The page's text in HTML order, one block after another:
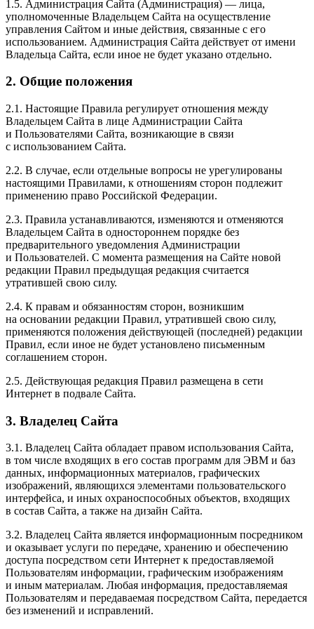
1.5. Администрация Сайта (Администрация) — лица,
уполномоченные Владельцем Сайта на осуществление
управления Сайтом и иные действия, связанные с его
использованием. Администрация Сайта действует от имени
Владельца Сайта, если иное не будет указано отдельно.
2. Общие положения
2.1. Настоящие Правила регулирует отношения между
Владельцем Сайта в лице Администрации Сайта
и Пользователями Сайта, возникающие в связи
с использованием Сайта.
2.2. В случае, если отдельные вопросы не урегулированы
настоящими Правилами, к отношениям сторон подлежит
применению право Российской Федерации.
2.3. Правила устанавливаются, изменяются и отменяются
Владельцем Сайта в одностороннем порядке без
предварительного уведомления Администрации
и Пользователей. С момента размещения на Сайте новой
редакции Правил предыдущая редакция считается
утратившей свою силу.
2.4. К правам и обязанностям сторон, возникшим
на основании редакции Правил, утратившей свою силу,
применяются положения действующей (последней) редакции
Правил, если иное не будет установлено письменным
соглашением сторон.
2.5. Действующая редакция Правил размещена в сети
Интернет в подвале Сайта.
3. Владелец Сайта
3.1. Владелец Сайта обладает правом использования Сайта,
в том числе входящих в его состав программ для ЭВМ и баз
данных, информационных материалов, графических
изображений, являющихся элементами пользовательского
интерфейса, и иных охраноспособных объектов, входящих
в состав Сайта, а также на дизайн Сайта.
3.2. Владелец Сайта является информационным посредником
и оказывает услуги по передаче, хранению и обеспечению
доступа посредством сети Интернет к предоставляемой
Пользователям информации, графическим изображениям
и иным материалам. Любая информация, предоставляемая
Пользователям и передаваемая посредством Сайта, передается
без изменений и исправлений.